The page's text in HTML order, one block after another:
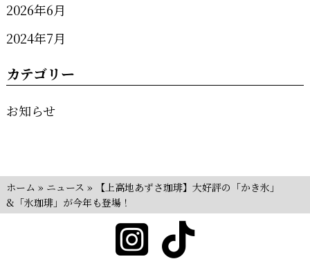
2026年6月
2024年7月
カテゴリー
お知らせ
ホーム » ニュース »
【上高地あずさ珈琲】大好評の「かき氷」
&「氷珈琲」が今年も登場！